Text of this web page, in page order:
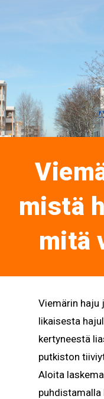
mistä
mitä
Viemärin haju
likaisesta
kertyneestä
putkiston
Aloita
puhdistamalla